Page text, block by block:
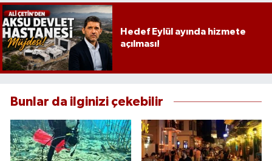
Hedef Eylül ayında hizmete
açılması!
Bunlar da ilginizi çekebilir